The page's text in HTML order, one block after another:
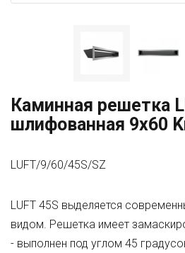
Каминная решетка
шлифованная 9x60
LUFT/9/60/45S/SZ
LUFT 45S выделяется
видом. Решетка имеет
- выполнен под углом 45